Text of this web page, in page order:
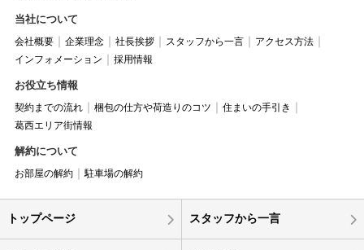
当社について
会社概要 企業理念 社長挨拶 スタッフから一言
アクセス方法
インフォメーション
採用情報
お役立ち情報
契約までの流れ 梱包の仕方や荷造りのコツ
住まいの手引き
葛西エリア街情報
解約について
お部屋の解約 駐車場の解約
トップページ スタッフから一言